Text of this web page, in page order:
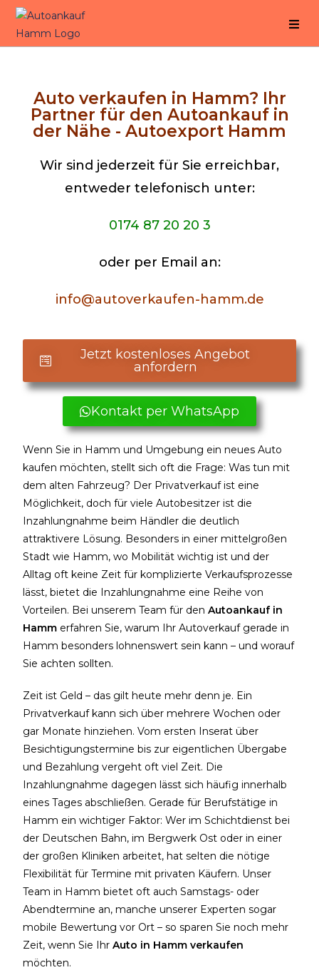
Auto verkaufen in Hamm? Ihr
Partner für den Autoankauf in
der Nähe - Autoexport Hamm
Wir sind jederzeit für Sie erreichbar,
entweder telefonisch unter:
0174 87 20 20 3
oder per Email an:
info@autoverkaufen-hamm.de
Jetzt kostenloses Angebot
anfordern
Kontakt per WhatsApp
Wenn Sie in Hamm und Umgebung ein neues Auto
kaufen möchten, stellt sich oft die Frage: Was tun mit
dem alten Fahrzeug? Der Privatverkauf ist eine
Möglichkeit, doch für viele Autobesitzer ist die
Inzahlungnahme beim Händler die deutlich
attraktivere Lösung. Besonders in einer mittelgroßen
Stadt wie Hamm, wo Mobilität wichtig ist und der
Alltag oft keine Zeit für komplizierte Verkaufsprozesse
lässt, bietet die Inzahlungnahme eine Reihe von
Vorteilen. Bei unserem Team für denAutoankauf in
Hamm erfahren Sie, warum Ihr Autoverkauf gerade in
Hamm besonders lohnenswert sein kann – und worauf
Sie achten sollten.
Zeit ist Geld – das gilt heute mehr denn je. Ein
Privatverkauf kann sich über mehrere Wochen oder
gar Monate hinziehen. Vom ersten Inserat über
Besichtigungstermine bis zur eigentlichen Übergabe
und Bezahlung vergeht oft viel Zeit. Die
Inzahlungnahme dagegen lässt sich häufig innerhalb
eines Tages abschließen. Gerade für Berufstätige in
Hamm ein wichtiger Faktor: Wer im Schichtdienst bei
der Deutschen Bahn, im Bergwerk Ost oder in einer
der großen Kliniken arbeitet, hat selten die nötige
Flexibilität für Termine mit privaten Käufern. Unser
Team in Hamm bietet oft auch Samstags- oder
Abendtermine an, manche unserer Experten sogar
mobile Bewertung vor Ort – so sparen Sie noch mehr
Zeit, wenn Sie IhrAuto in Hamm verkaufen
möchten.